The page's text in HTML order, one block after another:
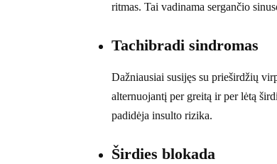
ritmas. Tai vadinama sergančio
Tachibradi sindromas
Dažniausiai susijęs su prieširdžių
alternuojantį per greitą ir per lėtą
padidėja insulto rizika.
Širdies blokada